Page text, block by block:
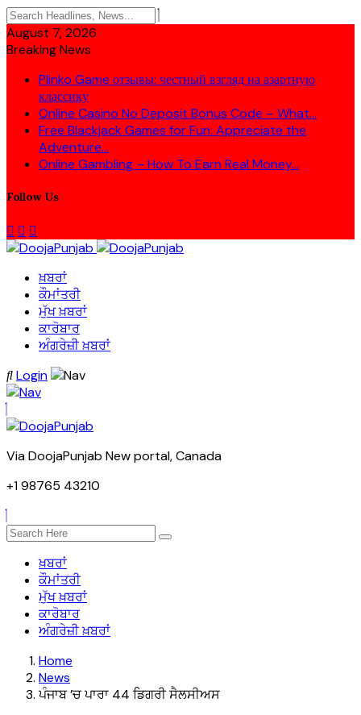
August 7, 2026
Breaking News
Plinko Game отзывы: честный взгляд на азартную
классику
Online Casino No Deposit Bonus Code – What...
Free Blackjack Games for Fun: Appreciate the
Adventure...
Online Gambling – How To Earn Real Money...
Follow Us
ਖ਼ਬਰਾਂ
ਕੌਮਾਂਤਰੀ
ਮੁੱਖ ਖ਼ਬਰਾਂ
ਕਾਰੋਬਾਰ
ਅੰਗਰੇਜ਼ੀ ਖ਼ਬਰਾਂ
Login
Via DoojaPunjab New portal, Canada
+1 98765 43210
ਖ਼ਬਰਾਂ
ਕੌਮਾਂਤਰੀ
ਮੁੱਖ ਖ਼ਬਰਾਂ
ਕਾਰੋਬਾਰ
ਅੰਗਰੇਜ਼ੀ ਖ਼ਬਰਾਂ
Home
News
ਪੰਜਾਬ ’ਚ ਪਾਰਾ 44 ਡਿਗਰੀ ਸੈਲਸੀਅਸ